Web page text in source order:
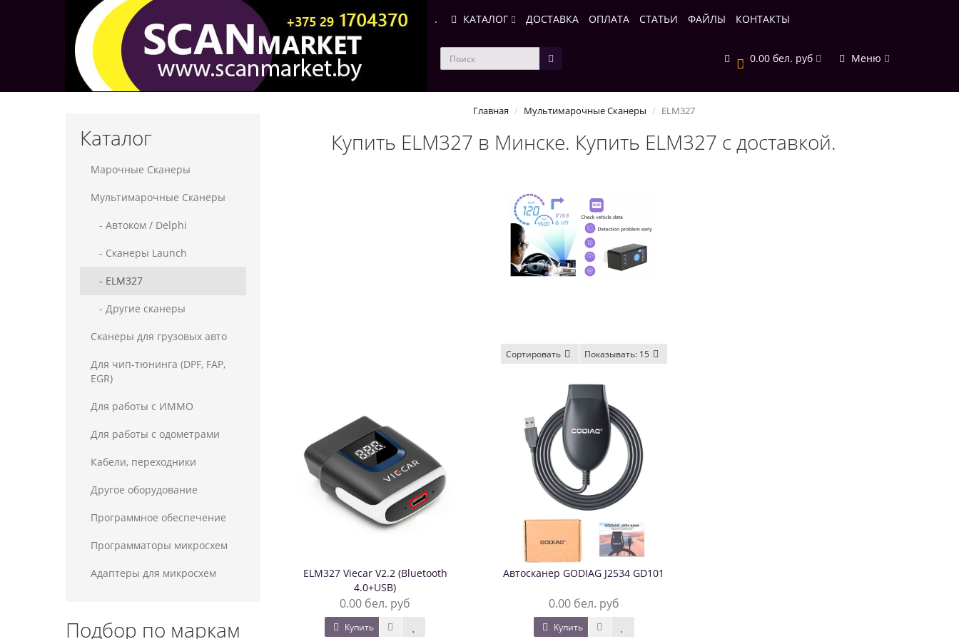
. КАТАЛОГ ДОСТАВКА ОПЛАТА СТАТЬИ ФАЙЛЫ КОНТАКТЫ
0 0.00 бел. руб Меню
Каталог
Марочные Сканеры
Мультимарочные Сканеры
- Автоком / Delphi
- Сканеры Launch
- ELM327
- Другие сканеры
Сканеры для грузовых авто
Для чип-тюнинга (DPF, FAP,
EGR)
Для работы с ИММО
Для работы с одометрами
Кабели, переходники
Другое оборудование
Программное обеспечение
Программаторы микросхем
Адаптеры для микросхем
Подбор по маркам
Главная Мультимарочные Сканеры ELM327
Купить ELM327 в Минске. Купить ELM327 с доставкой.
Сортировать Показывать: 15
ELM327 Viecar V2.2 (Bluetooth
4.0+USB)
0.00 бел. руб
Купить
Автосканер GODIAG J2534 GD101
0.00 бел. руб
Купить